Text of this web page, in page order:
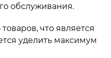
обслуживания.
что является
уделить максимум